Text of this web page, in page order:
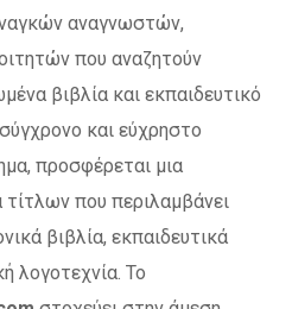
αναγνωστών,
που αναζητούν
βιβλία και εκπαιδευτικό
και εύχρηστο
προσφέρεται μια
που περιλαμβάνει
βιβλία, εκπαιδευτικά
λογοτεχνία. Το